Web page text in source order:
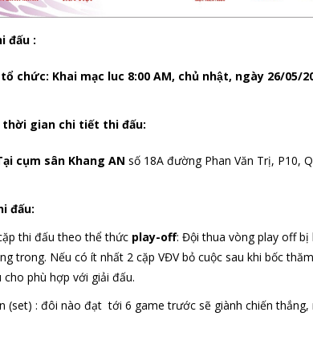
đấu :
chức: Khai mạc luc 8:00 AM, chủ nhật, ngày 26/05/
thời gian chi tiết thi đấu:
cụm sân Khang AN số 18A đường Phan Văn Trị, P10,
đấu:
thi đấu theo thể thức play-off: Đội thua vòng play off
trong. Nếu có ít nhất 2 cặp VĐV bỏ cuộc sau khi bốc
phù hợp với giải đấu.
(set) : đôi nào đạt tới 6 game trước sẽ giành chiến